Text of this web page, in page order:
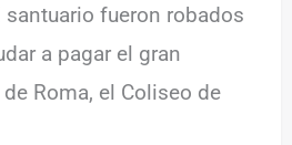
fueron robados
a pagar el gran
Roma, el Coliseo de